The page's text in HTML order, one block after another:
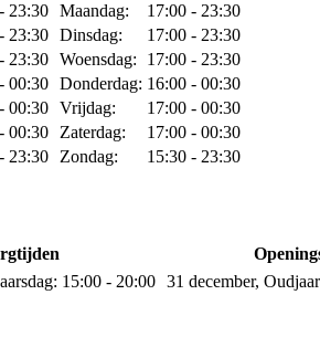
23:30
23:30
23:30
00:30
00:30
00:30
23:30
Maandag:
17:00 - 23:30
Dinsdag:
17:00 - 23:30
Woensdag:
17:00 - 23:30
Donderdag: 16:00 - 00:30
Vrijdag:
17:00 - 00:30
Zaterdag:
17:00 - 00:30
Zondag:
15:30 - 23:30
15:00 - 20:00 31 december,